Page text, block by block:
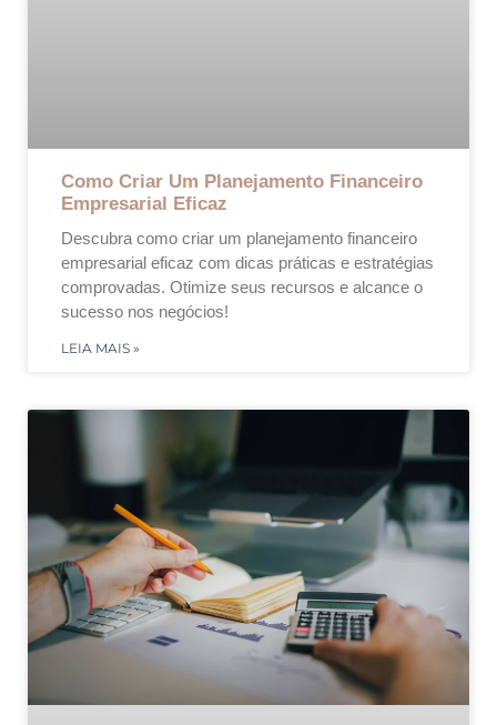
Como Criar Um Planejamento Financeiro
Empresarial Eficaz
Descubra como criar um planejamento financeiro
empresarial eficaz com dicas práticas e estratégias
comprovadas. Otimize seus recursos e alcance o
sucesso nos negócios!
LEIA MAIS »